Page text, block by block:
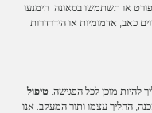
או תשתמשו בסאונה. הימנעו
כאב, אדמומיות או הידרדרות
מוכן לכל הפגישה. טיפול
ההליך עצמו ותור המעקב. אנו